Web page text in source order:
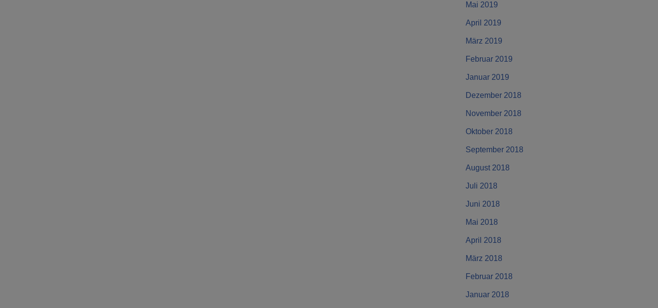
Mai 2019
April 2019
März 2019
Februar 2019
Januar 2019
Dezember 2018
November 2018
Oktober 2018
September 2018
August 2018
Juli 2018
Juni 2018
Mai 2018
April 2018
März 2018
Februar 2018
Januar 2018